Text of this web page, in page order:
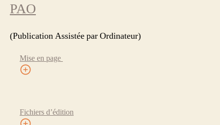
PAO
(Publication Assistée par Ordinateur)
Mise en page
Fichiers d’édition